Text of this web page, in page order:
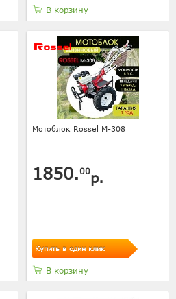
В корзину
Мотоблок Rossel M-308
1850.00р.
Купить в один клик
В корзину